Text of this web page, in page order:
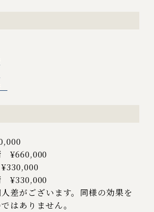
¥660,000
¥330,000
差がございます。同様の効果を
はありません。